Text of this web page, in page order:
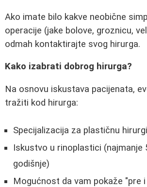
Ako imate bilo kakve neobične
operacije (jake bolove, groznicu,
odmah kontaktirajte svog hirurga.
Kako izabrati dobrog hirurga?
Na osnovu iskustava pacijenata,
tražiti kod hirurga:
Specijalizacija za plastičnu
Iskustvo u rinoplastici (najmanje
godišnje)
Mogućnost da vam pokaže "pre